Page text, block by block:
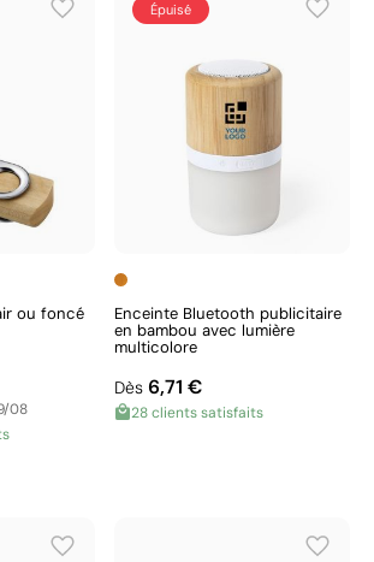
ou foncé
08
Épuisé
Enceinte Bluetooth publicitaire
en bambou avec lumière
multicolore
Dès 6,71 €
28 clients satisfaits